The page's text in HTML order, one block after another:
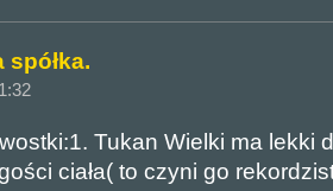
spółka.
Tukan Wielki ma lekki
ciała( to czyni go